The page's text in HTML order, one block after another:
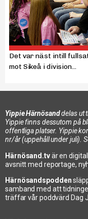
Det var näst intill
mot Sikeå i division...
Yippie Härnösanddelas ut
Yippie finns dessutom på
offentliga platser. Yippie
nr/år (uppehåll under juli).
Härnösand.tvär en
avsnitt med reportage,
Härnösandspodden
samband med att
träffar vår poddvärd Dag